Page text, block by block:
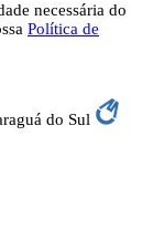
necessária do
Política de
do Sul